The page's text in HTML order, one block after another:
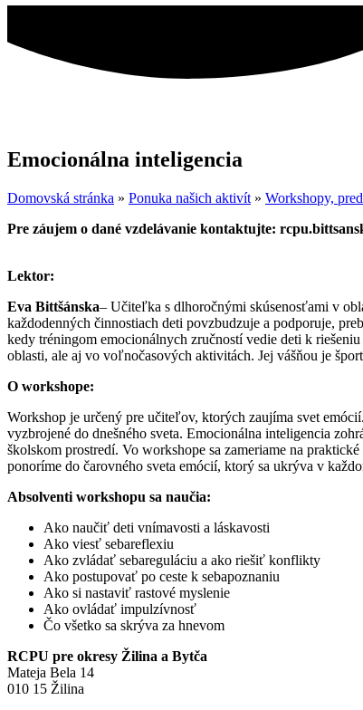
Emocionálna inteligencia
Domovská stránka » Ponuka našich aktivít » Workshopy,
Pre záujem o dané vzdelávanie kontaktujte:
Lektor:
Eva Bittšánska– Učiteľka s dlhoročnými skúsenosťami v
každodenných činnostiach deti povzbudzuje a podporuje,
kedy tréningom emocionálnych zručností vedie deti k
oblasti, ale aj vo voľnočasových aktivitách. Jej vášňou je
O workshope:
Workshop je určený pre učiteľov, ktorých zaujíma svet
vyzbrojené do dnešného sveta. Emocionálna inteligencia
školskom prostredí. Vo workshope sa zameriame na
ponoríme do čarovného sveta emócií, ktorý sa ukrýva v
Absolventi workshopu sa naučia:
Ako naučiť deti vnímavosti a láskavosti
Ako viesť sebareflexiu
Ako zvládať sebareguláciu a ako riešiť konflikty
Ako postupovať po ceste k sebapoznaniu
Ako si nastaviť rastové myslenie
Ako ovládať impulzívnosť
Čo všetko sa skrýva za hnevom
RCPU pre okresy Žilina a Bytča
Mateja Bela 14
010 15 Žilina